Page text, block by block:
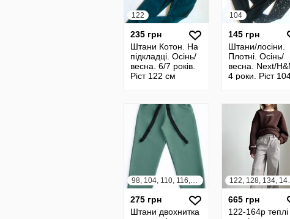
122
235 грн
Штани Котон. На
підкладці. Осінь/
весна. 6/7 років.
Ріст 122 см
104
145 грн
Штани/лосіни.
Плотні. Осінь/
весна. Next/
4 роки. Ріст
98, 104, 110, 116, 122, 128
275 грн
Штани двохнитка
122,
665 грн
122-164р теплі